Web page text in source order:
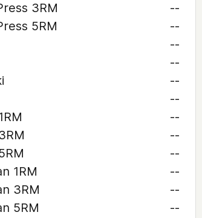
3RM
--
5RM
--
--
--
--
--
--
--
--
1RM
--
3RM
--
5RM
--